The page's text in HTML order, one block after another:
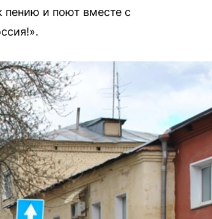
пению и поют вместе с